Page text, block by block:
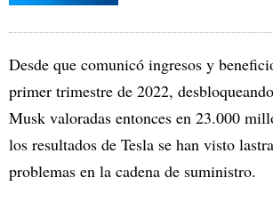
Desde que comunicó ingresos y
primer trimestre de 2022,
Musk valoradas entonces en 23.000
los resultados de Tesla se han visto
problemas en la cadena de suministro.